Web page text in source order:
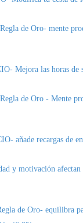
de Oro- mente
Mejora las horas de
de Oro - Mente
añade recargas de
y motivación
de Oro- equilibra